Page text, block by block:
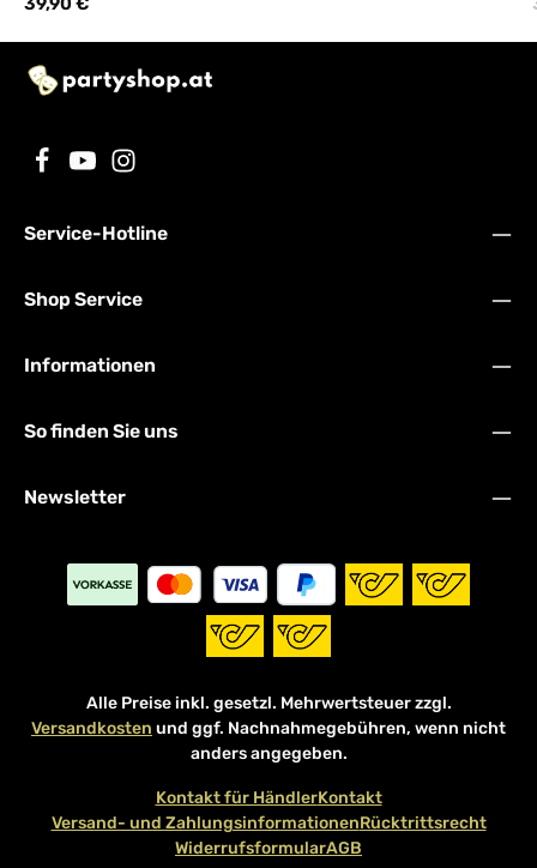
Service-Hotline
Shop Service
Informationen
So finden Sie uns
Newsletter
Alle Preise inkl. gesetzl. Mehrwertsteuer zzgl.
Versandkosten und ggf. Nachnahmegebühren, wenn nicht
anders angegeben.
Kontakt für HändlerKontakt
Versand- und ZahlungsinformationenRücktrittsrecht
WiderrufsformularAGB